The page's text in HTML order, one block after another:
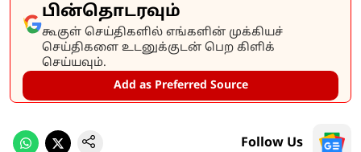
பின்தொடரவும்
கூகுள் செய்திகளில் எங்களின் முக்கியச்
செய்திகளை உடனுக்குடன் பெற கிளிக்
செய்யவும்.
Add as Preferred Source
Follow Us